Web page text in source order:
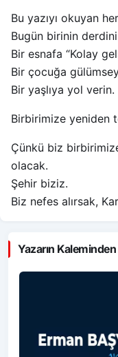
Bu yazıyı okuyan
Bugün birinin
Bir esnafa “Kolay
Bir çocuğa
Bir yaşlıya yol verin.
Birbirimize yeniden
Çünkü biz
olacak.
Şehir biziz.
Biz nefes alırsak,
Yazarın Kaleminden